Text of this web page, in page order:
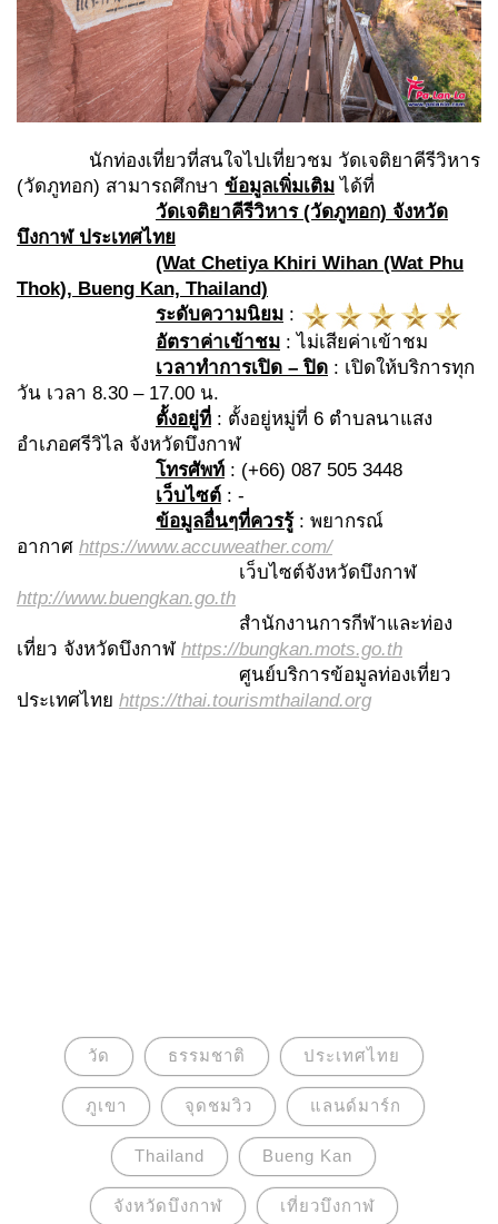
นักท่องเที่ยวที่สนใจไปเที่ยวชม วัดเจติยาคีรีวิหาร
(วัดภูทอก) สามารถศึกษา ข้อมูลเพิ่มเติม ได้ที่
วัดเจติยาคีรีวิหาร (วัดภูทอก) จังหวัด
บึงกาฬ ประเทศไทย
(Wat Chetiya Khiri Wihan (Wat Phu
Thok), Bueng Kan, Thailand)
ระดับความนิยม :
อัตราค่าเข้าชม : ไม่เสียค่าเข้าชม
เวลาทำการเปิด – ปิด : เปิดให้บริการทุก
วัน เวลา 8.30 – 17.00 น.
ตั้งอยู่ที่ : ตั้งอยู่หมู่ที่ 6 ตำบลนาแสง
อำเภอศรีวิไล จังหวัดบึงกาฬ
โทรศัพท์ : (+66) 087 505 3448
เว็บไซต์ : -
ข้อมูลอื่นๆที่ควรรู้: พยากรณ์
อากาศ https://www.accuweather.com/
เว็บไซต์จังหวัดบึงกาฬ
http://www.buengkan.go.th
สำนักงานการกีฬาและท่อง
เที่ยว จังหวัดบึงกาฬ https://bungkan.mots.go.th
ศูนย์บริการข้อมูลท่องเที่ยว
ประเทศไทย https://thai.tourismthailand.org
วัด ธรรมชาติ ประเทศไทย
ภูเขา จุดชมวิว แลนด์มาร์ก
Thailand Bueng Kan
จังหวัดบึงกาฬ เที่ยวบึงกาฬ